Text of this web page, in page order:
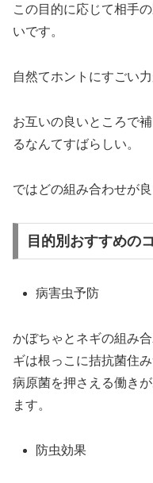
この目的に応じて相手
いです。
自然てホントにすごい
お互いの良いところで
るなんてすばらしい。
ではどの組み合わせが
目的別おすすめの
病害虫予防
かぼちゃとネギの組み
ギは根っこに拮抗菌住
病原菌を押さえる働き
ます。
防虫効果